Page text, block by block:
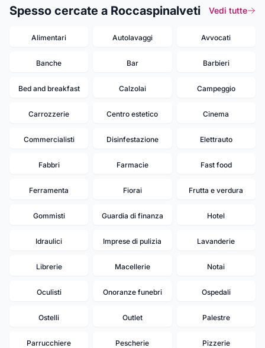
Spesso cercate a Roccaspinalveti Vedi tutte
Alimentari Autolavaggi Avvocati
Banche Bar Barbieri
Bed and breakfast Calzolai Campeggio
Carrozzerie Centro estetico Cinema
Commercialisti Disinfestazione Elettrauto
Fabbri Farmacie Fast food
Ferramenta Fiorai Frutta e verdura
Gommisti Guardia di finanza Hotel
Idraulici Imprese di pulizia Lavanderie
Librerie Macellerie Notai
Oculisti Onoranze funebri Ospedali
Ostelli Outlet Palestre
Parrucchiere Pescherie Pizzerie